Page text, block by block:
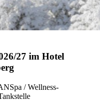
27 im Hotel
Spa / Wellness-